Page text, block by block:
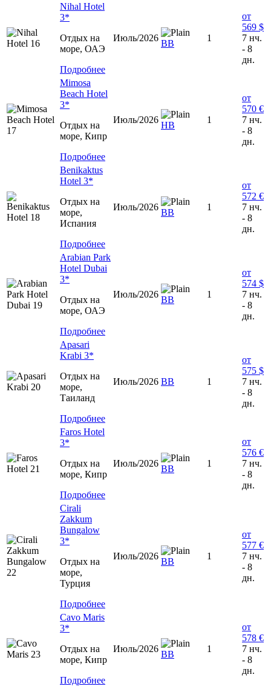
Nihal Hotel
3*
Отдых на
море, ОАЭ
Подробнее
Июль/2026
ВВ
1
от
569 $
7 нч.
- 8
дн.
Mimosa
Beach Hotel
3*
Отдых на
море, Кипр
Подробнее
Июль/2026
HB
1
от
570 €
7 нч.
- 8
дн.
Benikaktus
Hotel 3*
Отдых на
море,
Испания
Подробнее
Июль/2026
BB
1
от
572 €
7 нч.
- 8
дн.
Arabian Park
Hotel Dubai
3*
Отдых на
море, ОАЭ
Подробнее
Июль/2026
ВВ
1
от
574 $
7 нч.
- 8
дн.
Apasari
Krabi 3*
Отдых на
море,
Таиланд
Подробнее
Июль/2026 ВВ 1
от
575 $
7 нч.
- 8
дн.
Faros Hotel
3*
Отдых на
море, Кипр
Подробнее
Июль/2026
ВВ
1
от
576 €
7 нч.
- 8
дн.
Cirali
Zakkum
Bungalow
3*
Отдых на
море,
Турция
Подробнее
Июль/2026
BB
1
от
577 €
7 нч.
- 8
дн.
Cavo Maris
3*
Отдых на
море, Кипр
Подробнее
Июль/2026
ВВ
1
от
578 €
7 нч.
- 8
дн.